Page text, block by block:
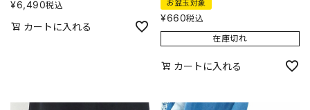
¥6,490税込
カートに入れる
お盆玉対象
¥660税込
在庫切れ
カートに入れる